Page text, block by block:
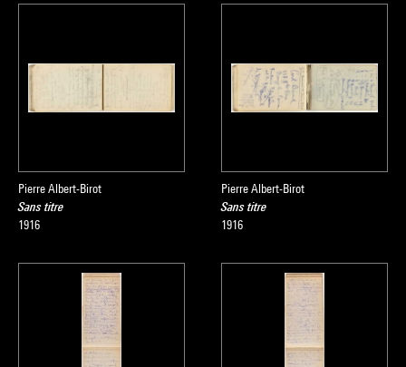
Pierre Albert-Birot
Sans titre
1916
Pierre Albert-Birot
Sans titre
1916